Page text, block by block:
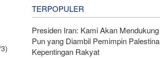
TERPOPULER
Presiden Iran: Kami Akan
Pun yang Diambil Pemimpin
Kepentingan Rakyat